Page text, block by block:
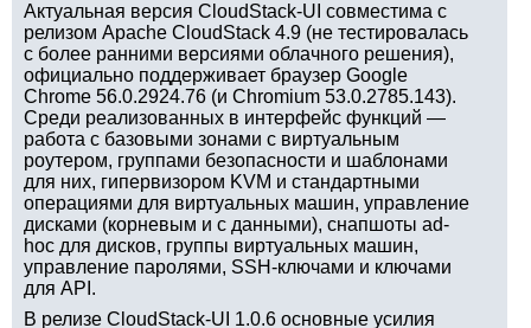
Актуальная версия CloudStack-UI совместима с
релизом Apache CloudStack 4.9 (не тестировалась
с более ранними версиями облачного решения),
официально поддерживает браузер Google
Chrome 56.0.2924.76 (и Chromium 53.0.2785.143).
Среди реализованных в интерфейс функций —
работа с базовыми зонами с виртуальным
роутером, группами безопасности и шаблонами
для них, гипервизором KVM и стандартными
операциями для виртуальных машин, управление
дисками (корневым и с данными), снапшоты ad-
hoc для дисков, группы виртуальных машин,
управление паролями, SSH-ключами и ключами
для API.
В релизе CloudStack-UI 1.0.6 основные усилия